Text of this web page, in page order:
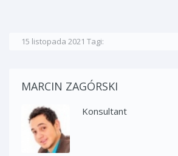
15 listopada 2021 Tagi:
MARCIN ZAGÓRSKI
Konsultant